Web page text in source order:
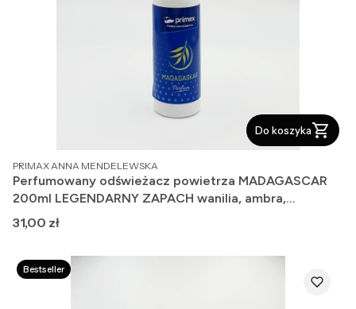
Do koszyka
PRODUCENT
PRIMAX ANNA MENDELEWSKA
Perfumowany odświeżacz powietrza MADAGASCAR
200ml LEGENDARNY ZAPACH wanilia, ambra,
bergamota.
Cena
31,00 zł
Bestseller